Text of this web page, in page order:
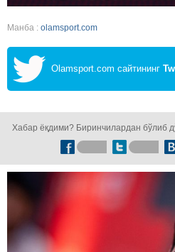
Манба : olamsport.com
Olamsport.com сайтининг
Хабар ёқдими? Биринчилардан бўлиб